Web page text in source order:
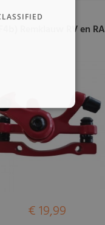
Remklauw RV en RA
€ 19,99